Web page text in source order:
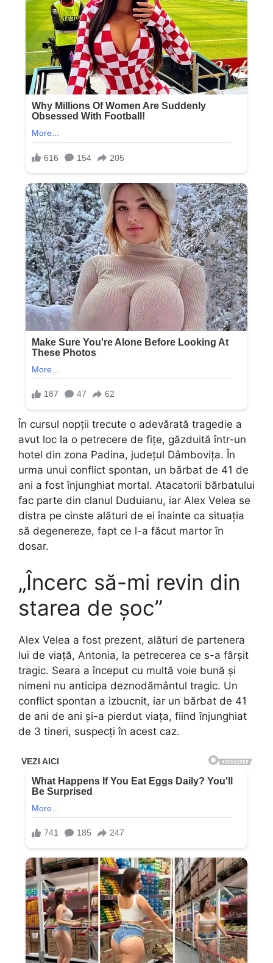
În cursul nopții trecute o adevărată tragedie a
avut loc la o petrecere de fițe, găzduită într-un
hotel din zona Padina, județul Dâmbovița. În
urma unui conflict spontan, un bărbat de 41 de
ani a fost înjunghiat mortal. Atacatorii bărbatului
fac parte din clanul Duduianu, iar Alex Velea se
distra pe cinste alături de ei înainte ca situația
să degenereze, fapt ce l-a făcut martor în
dosar.
„Încerc să-mi revin din
starea de șoc”
Alex Velea a fost prezent, alături de partenera
lui de viață, Antonia, la petrecerea ce s-a fârșit
tragic. Seara a început cu multă voie bună și
nimeni nu anticipa deznodământul tragic. Un
conflict spontan a izbucnit, iar un bărbat de 41
de ani de ani și-a pierdut viața, fiind înjunghiat
de 3 tineri, suspecți în acest caz.